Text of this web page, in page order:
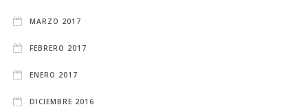
MARZO 2017
FEBRERO 2017
ENERO 2017
DICIEMBRE 2016